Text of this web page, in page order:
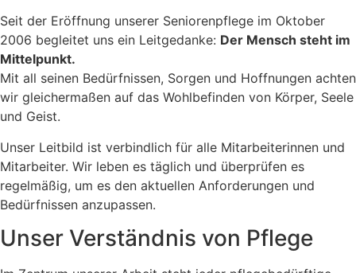
Seit der Eröffnung unserer Seniorenpflege im Oktober
2006 begleitet uns ein Leitgedanke: Der Mensch steht im
Mittelpunkt.
Mit all seinen Bedürfnissen, Sorgen und Hoffnungen achten
wir gleichermaßen auf das Wohlbefinden von Körper, Seele
und Geist.
Unser Leitbild ist verbindlich für alle Mitarbeiterinnen und
Mitarbeiter. Wir leben es täglich und überprüfen es
regelmäßig, um es den aktuellen Anforderungen und
Bedürfnissen anzupassen.
Unser Verständnis von Pflege